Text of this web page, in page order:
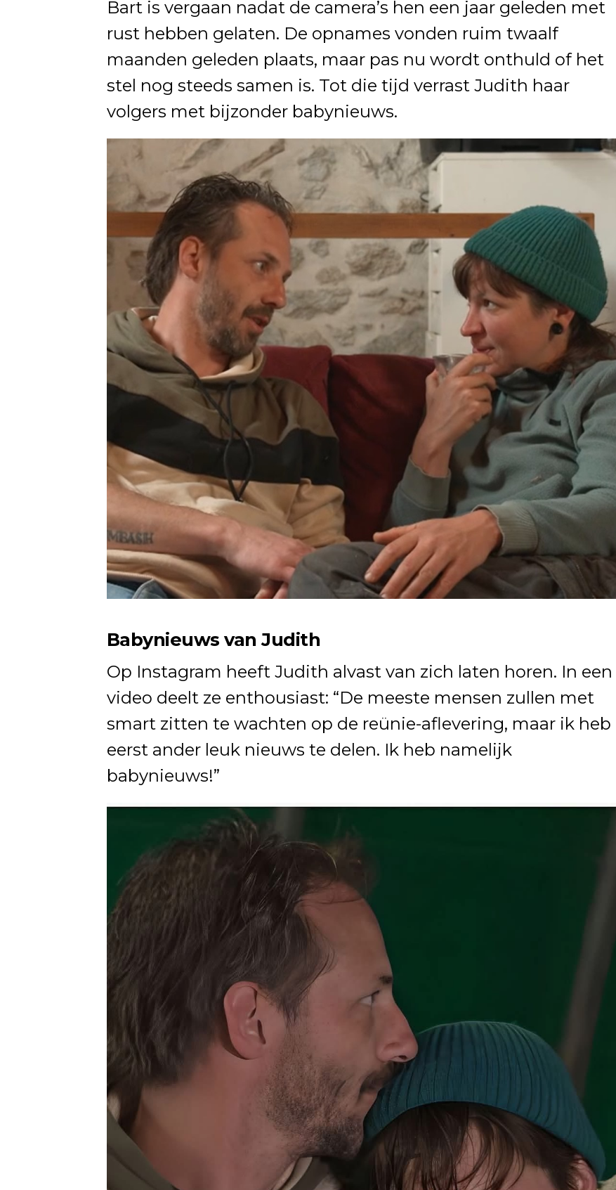
Bart is vergaan nadat de camera’s hen een jaar geleden met
rust hebben gelaten. De opnames vonden ruim twaalf
maanden geleden plaats, maar pas nu wordt onthuld of het
stel nog steeds samen is. Tot die tijd verrast Judith haar
volgers met bijzonder babynieuws.
Babynieuws van Judith
Op Instagram heeft Judith alvast van zich laten horen. In een
video deelt ze enthousiast: “De meeste mensen zullen met
smart zitten te wachten op de reünie-aflevering, maar ik heb
eerst ander leuk nieuws te delen. Ik heb namelijk
babynieuws!”